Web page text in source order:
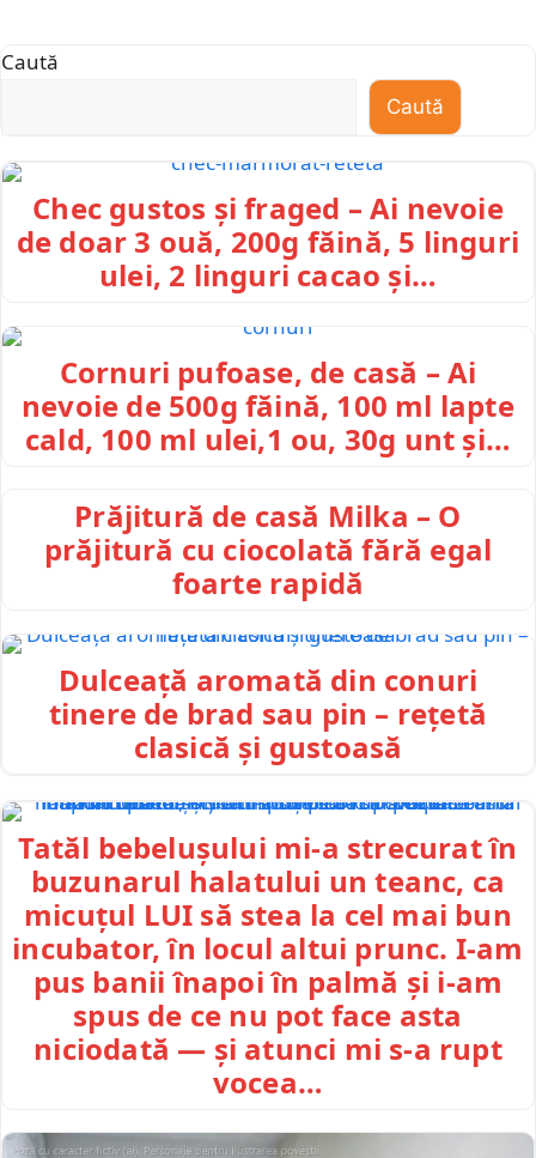
Caută
Caută
Chec gustos și fraged – Ai nevoie
de doar 3 ouă, 200g făină, 5 linguri
ulei, 2 linguri cacao și…
Cornuri pufoase, de casă – Ai
nevoie de 500g făină, 100 ml lapte
cald, 100 ml ulei,1 ou, 30g unt și…
Prăjitură de casă Milka – O
prăjitură cu ciocolată fără egal
foarte rapidă
Dulceață aromată din conuri
tinere de brad sau pin – rețetă
clasică și gustoasă
Tatăl bebelușului mi-a strecurat în
buzunarul halatului un teanc, ca
micuțul LUI să stea la cel mai bun
incubator, în locul altui prunc. I-am
pus banii înapoi în palmă și i-am
spus de ce nu pot face asta
niciodată — și atunci mi s-a rupt
vocea…